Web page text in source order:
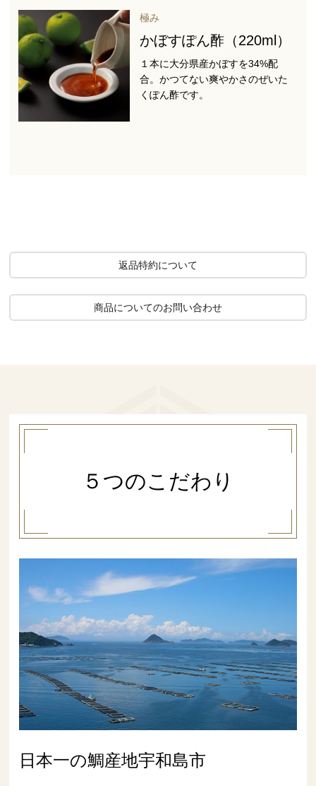
極み
かぼすぽん酢（220ml）
１本に大分県産かぼすを34%配
合。かつてない爽やかさのぜいた
くぽん酢です。
返品特約について
商品についてのお問い合わせ
５つのこだわり
日本一の鯛産地宇和島市